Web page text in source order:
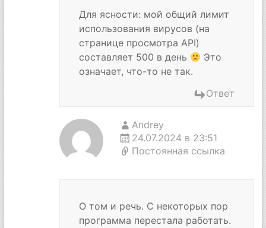
Для ясности: мой общий лимит
использования вирусов (на
странице просмотра API)
составляет 500 в день
Это
означает, что-то не так.
Ответ
Andrey
24.07.2024 в 23:51
Постоянная ссылка
О том и речь. С некоторых пор
программа перестала работать.